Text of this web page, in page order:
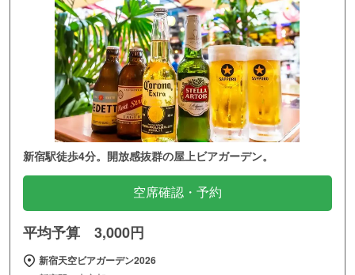
新宿駅徒歩4分。開放感抜群の屋上ビアガーデン。
空席確認・予約
平均予算 3,000円
新宿天空ビアガーデン2026